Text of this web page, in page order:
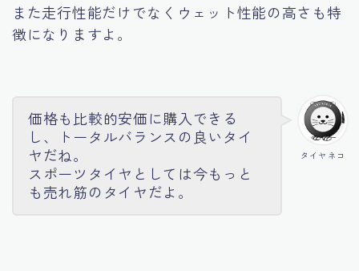
また走行性能だけでなくウェット性能の高さも特
徴になりますよ。
タイヤネコ
価格も比較的安価に購入できる
し、トータルバランスの良いタイ
ヤだね。
スポーツタイヤとしては今もっと
も売れ筋のタイヤだよ。